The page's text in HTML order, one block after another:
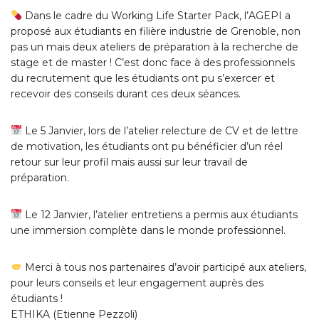
Dans le cadre du Working Life Starter Pack, l’AGEPI a
proposé aux étudiants en filière industrie de Grenoble, non
pas un mais deux ateliers de préparation à la recherche de
stage et de master ! C’est donc face à des professionnels
du recrutement que les étudiants ont pu s’exercer et
recevoir des conseils durant ces deux séances.
Le 5 Janvier, lors de l’atelier relecture de CV et de lettre
de motivation, les étudiants ont pu bénéficier d’un réel
retour sur leur profil mais aussi sur leur travail de
préparation.
Le 12 Janvier, l’atelier entretiens a permis aux étudiants
une immersion complète dans le monde professionnel.
Merci à tous nos partenaires d’avoir participé aux ateliers,
pour leurs conseils et leur engagement auprès des
étudiants !
ETHIKA (Etienne Pezzoli)